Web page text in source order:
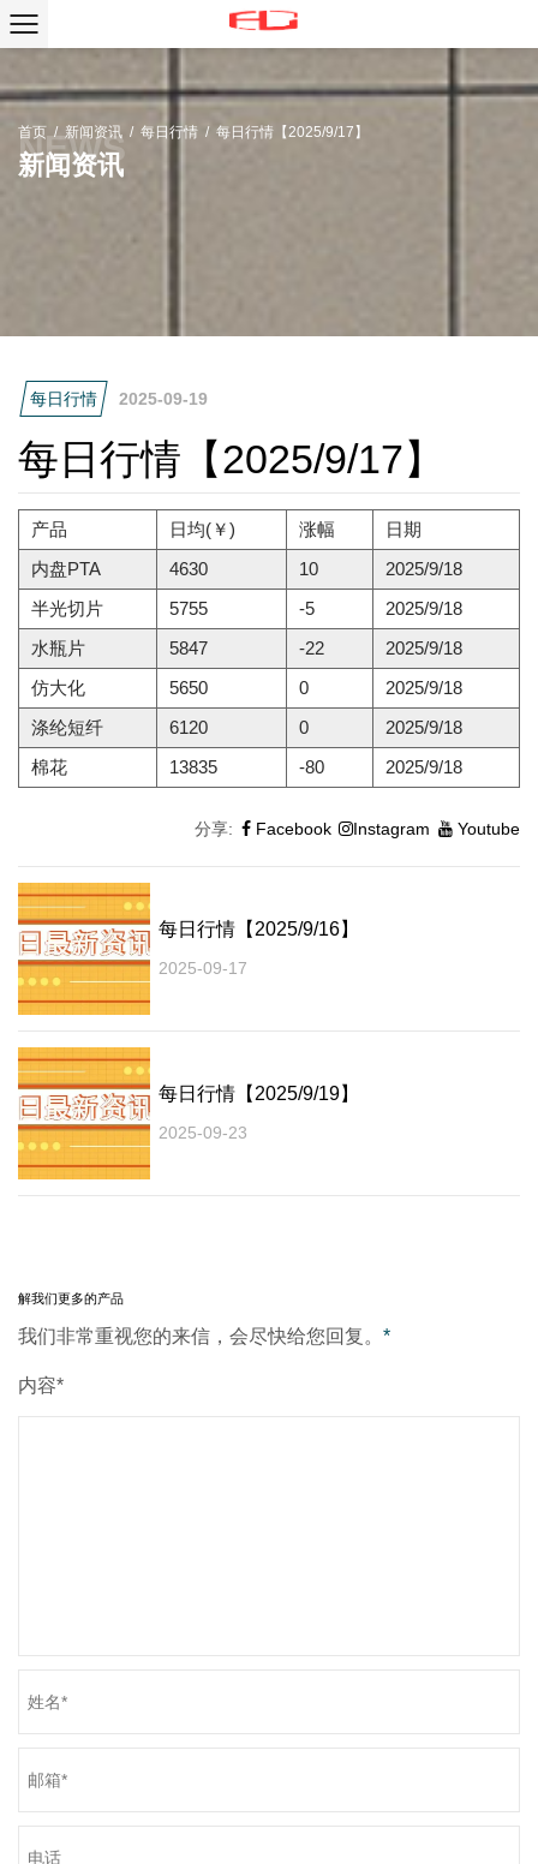
首页 / 新闻资讯 / 每日行情 / 每日行情【2025/9/17】
新闻资讯
每日行情 2025-09-19
每日行情【2025/9/17】
产品 日均(￥) 涨幅
日期
内盘PTA
4630 10
2025/9/18
半光切片
5755 -5
2025/9/18
水瓶片
5847 -22
2025/9/18
仿大化
5650 0
2025/9/18
涤纶短纤
6120 0
2025/9/18
棉花
13835 -80 2025/9/18
分享: Facebook Instagram Youtube
每日行情【2025/9/16】
2025-09-17
每日行情【2025/9/19】
2025-09-23
解我们更多的产品
我们非常重视您的来信，会尽快给您回复。 *
内容*